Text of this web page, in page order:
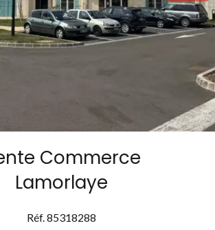
Commerce
Lamorlaye
Réf. 85318288